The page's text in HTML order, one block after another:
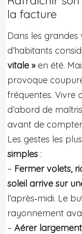
la facture
Dans les grandes
d’habitants
vitale »en été.
provoque
fréquentes. Vivre
d’abord de
avant de compter
Les gestes les
simples :
– Fermer volets,
soleil arrive sur
l’après‑midi. Le
rayonnement
– Aérer